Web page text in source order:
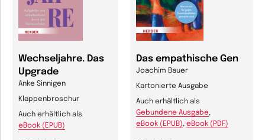
Wechseljahre. Das
Upgrade
Anke Sinnigen
Klappenbroschur
Auch erhältlich als
eBook (EPUB)
Das empathische Gen
Joachim Bauer
Kartonierte Ausgabe
Auch erhältlich als
Gebundene Ausgabe,
eBook (EPUB), eBook (PDF)